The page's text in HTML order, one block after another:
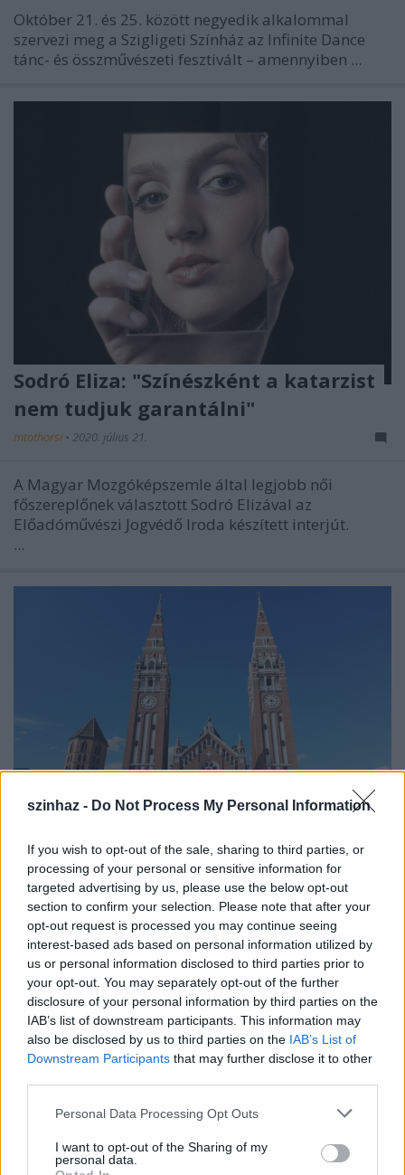
szinhaz - Do Not Process My Personal Information
If you wish to opt-out of the sale, sharing to third parties, or
processing of your personal or sensitive information for
targeted advertising by us, please use the below opt-out
section to confirm your selection. Please note that after your
opt-out request is processed you may continue seeing
interest-based ads based on personal information utilized by
us or personal information disclosed to third parties prior to
your opt-out. You may separately opt-out of the further
disclosure of your personal information by third parties on the
IAB’s list of downstream participants. This information may
also be disclosed by us to third parties on the IAB’s List of
Downstream Participants that may further disclose it to other
Please note that this website/app uses one or more Google
not limited to your visit or usage behaviour. You may click to
grant or deny consent to Google and its third-party tags to
Personal Data Processing Opt Outs
I want to opt-out of the Sharing of my
personal data.
Október 21. és 25. között negyedik alkalommal
szervezi meg a Szigligeti Színház az Infinite Dance
tánc- és összművészeti fesztivált – amennyiben ...
Sodró Eliza: "Színészként a katarzist
nem tudjuk garantálni"
mtothorsi • 2020. július 21.
A Magyar Mozgóképszemle által legjobb női
főszereplőnek választott Sodró Elizával az
Előadóművészi Jogvédő Iroda készített interjút.
...
Épül a Dóm téri szabadtéri színpad
mtothorsi•2020. július 16.
Megkezdődött a Szegedi Szabadtéri Játékok Dóm
téri játszóhelyének építése. A fesztivál ikonikus
helyszínének számító téren elsőként ...